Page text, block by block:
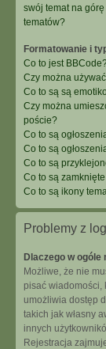
swój temat na
tematów?
Formatowanie i
Co to jest
Czy można
Co to są są
Czy można
poście?
Co to są
Co to są
Co to są
Co to są
Co to są ikony
Problemy z
Dlaczego w
Możliwe, że nie
pisać wiadomości,
umożliwia dostęp
takich jak własny
innych
Rejestracja